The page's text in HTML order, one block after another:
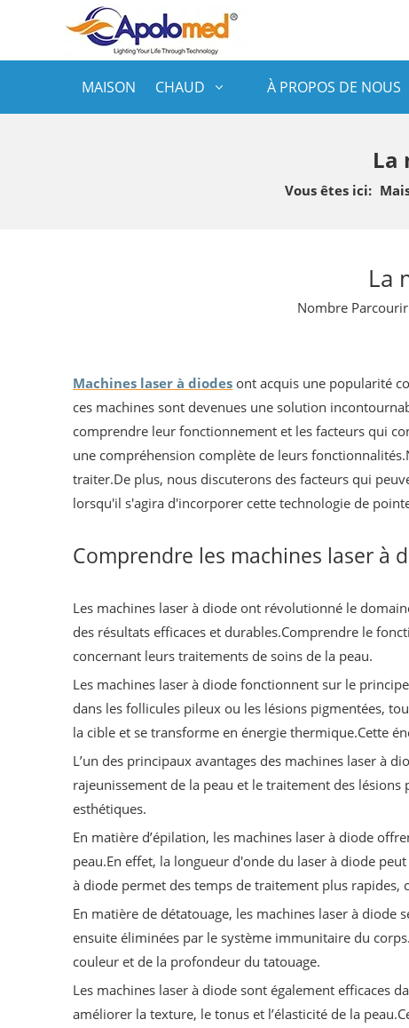
MAISON CHAUD À PROPOS DE NOUS
La
Vous êtes ici:
La
Nombre
Machines laser à diodes ont acquis une popularité
ces machines sont devenues une solution
comprendre leur fonctionnement et les facteurs qui
une compréhension complète de leurs
traiter.De plus, nous discuterons des facteurs qui
lorsqu'il s'agira d'incorporer cette technologie de
Comprendre les machines laser à
Les machines laser à diode ont révolutionné le
des résultats efficaces et durables.Comprendre le
concernant leurs traitements de soins de la peau.
Les machines laser à diode fonctionnent sur le
dans les follicules pileux ou les lésions pigmentées,
la cible et se transforme en énergie thermique.Cette
L’un des principaux avantages des machines laser à
rajeunissement de la peau et le traitement des
esthétiques.
En matière d’épilation, les machines laser à diode
peau.En effet, la longueur d'onde du laser à diode
à diode permet des temps de traitement plus rapides,
En matière de détatouage, les machines laser à diode
ensuite éliminées par le système immunitaire du
couleur et de la profondeur du tatouage.
Les machines laser à diode sont également efficaces
améliorer la texture, le tonus et l’élasticité de la